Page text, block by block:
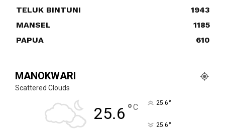
TELUK BINTUNI
1943
MANSEL
1185
PAPUA
610
MANOKWARI
Scattered Clouds
25.6 °C 25.6°
25.6°